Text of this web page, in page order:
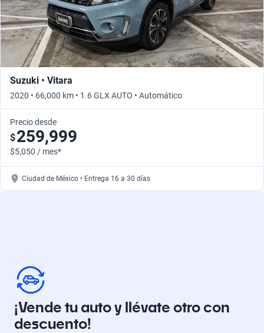
Suzuki • Vitara
2020 • 66,000 km • 1.6 GLX AUTO • Automático
Precio desde
$259,999
$5,050 / mes*
Ciudad de México • Entrega 16 a 30 días
¡Vende tu auto y llévate otro con
descuento!